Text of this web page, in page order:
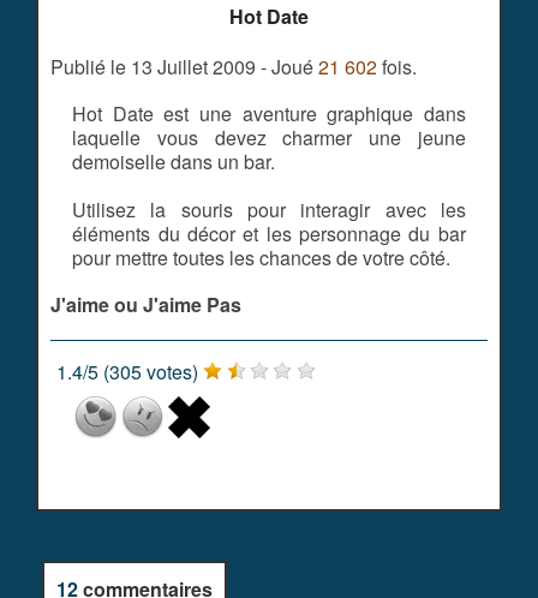
Hot Date
Publié le 13 Juillet 2009 - Joué21 602fois.
Hot Date est une aventure graphique dans
laquelle vous devez charmer une jeune
demoiselle dans un bar.
Utilisez la souris pour interagir avec les
éléments du décor et les personnage du bar
pour mettre toutes les chances de votre côté.
J'aime ou J'aime Pas
1.4/5 (305votes)
12commentaires